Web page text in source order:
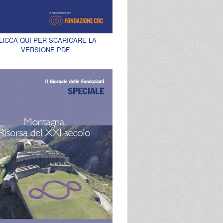
QUI PER SCARICARE LA
VERSIONE PDF